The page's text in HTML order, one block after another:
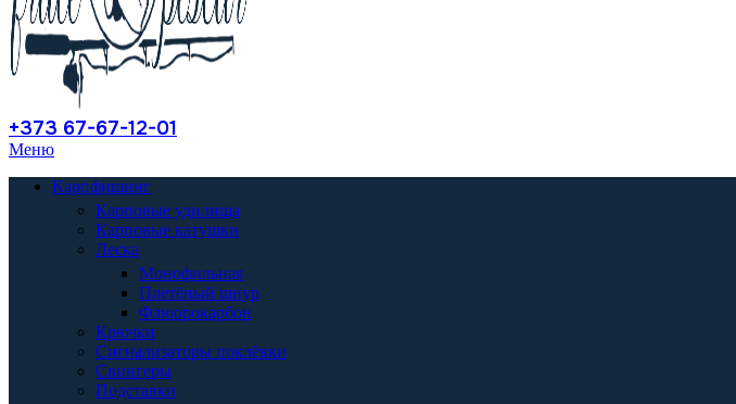
+373 67-67-12-01
Меню
Карпфишинг
Карповые удилища
Карповые катушки
Леска
Монофильная
Плетёный шнур
Флюорокарбон
Крючки
Сигнализаторы поклёвки
Свингеры
Подставки